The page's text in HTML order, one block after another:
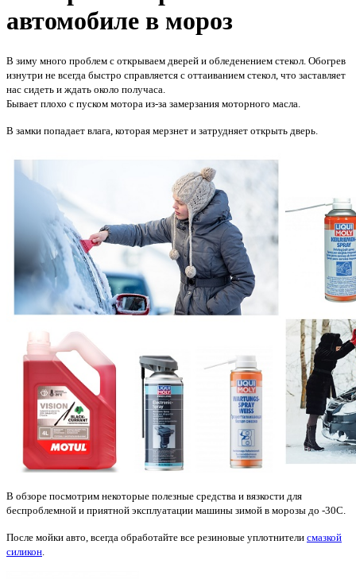
автомобиле в мороз
В зиму много проблем с открываем дверей и обледенением стекол. Обогрев
изнутри не всегда быстро справляется с оттаиванием стекол, что заставляет
нас сидеть и ждать около получаса.
Бывает плохо с пуском мотора из-за замерзания моторного масла.
В замки попадает влага, которая мерзнет и затрудняет открыть дверь.
В обзоре посмотрим некоторые полезные средства и вязкости для
беспроблемной и приятной эксплуатации машины зимой в морозы до -30C.
После мойки авто, всегда обработайте все резиновые уплотнители смазкой
силикон